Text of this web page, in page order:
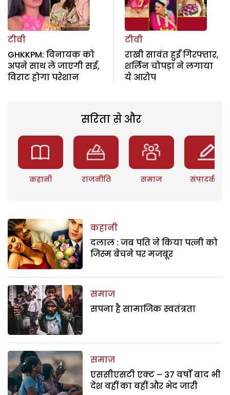
टीवी
GHKKPM: विनायक को
अपने साथ ले जाएगी सई,
विराट होगा परेशान
टीवी
राखी सावंत हुईं गिरफ्तार,
शर्लिन चोपड़ा ने लगाया
ये आरोप
सरिता से और
कहानी राजनीति समाज संपादकीय
कहानी
दलाल : जब पति ने किया पत्नी को
जिस्म बेचने पर मजबूर
समाज
सपना है सामाजिक स्वतंत्रता
समाज
एससीएसटी एक्ट – 37 वर्षों बाद भी
देश वहीं का वहीं और भेद जारी